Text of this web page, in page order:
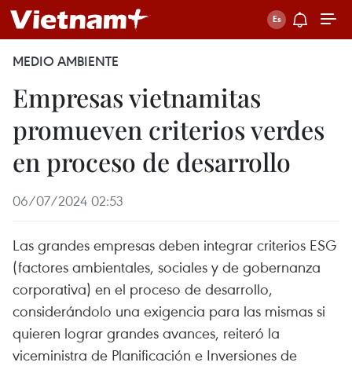
MEDIO AMBIENTE
Empresas vietnamitas
promueven criterios verdes
en proceso de desarrollo
06/07/2024 02:53
Las grandes empresas deben integrar criterios ESG
(factores ambientales, sociales y de gobernanza
corporativa) en el proceso de desarrollo,
considerándolo una exigencia para las mismas si
quieren lograr grandes avances, reiteró la
viceministra de Planificación e Inversiones de